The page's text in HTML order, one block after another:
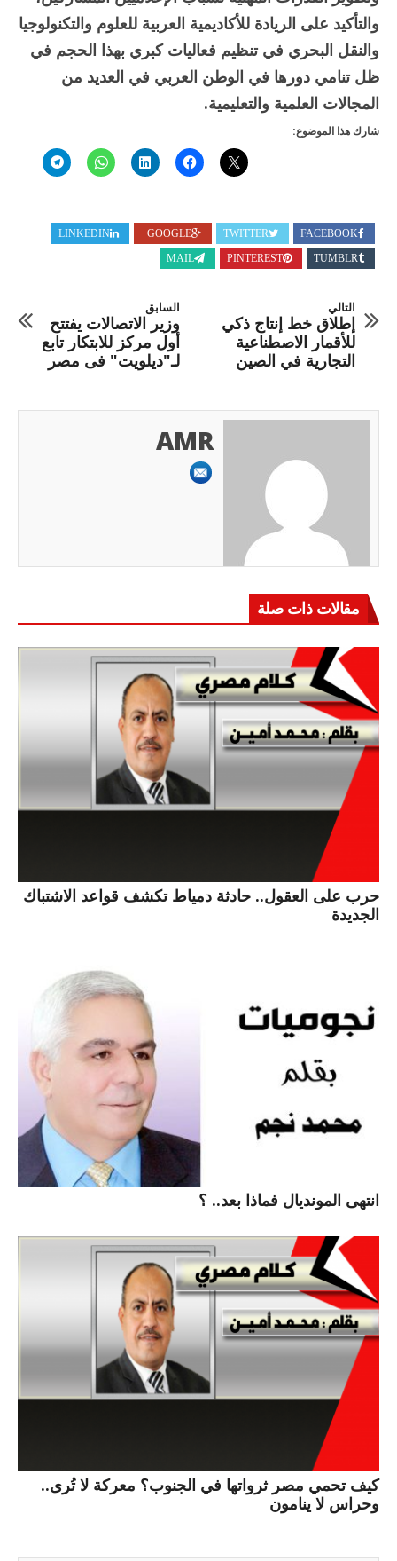
والتأكيد على الريادة للأكاديمية العربية للعلوم والتكنولوجيا
والنقل البحري في تنظيم فعاليات كبري بهذا الحجم في
ظل تنامي دورها في الوطن العربي في العديد من
المجالات العلمية والتعليمية.
شارك هذا الموضوع:
FACEBOOK
TWITTER
GOOGLE+
LINKEDIN
TUMBLR
PINTEREST
MAIL
السابق
وزير الاتصالات يفتتح
أول مركز للابتكار تابع
لـ"ديلويت" فى مصر
التالي
إطلاق خط إنتاج ذكي
للأقمار الاصطناعية
التجارية في الصين
AMR
مقالات ذات صلة
حرب على العقول.. حادثة دمياط تكشف قواعد الاشتباك
الجديدة
انتهى المونديال فماذا بعد.. ؟
كيف تحمي مصر ثرواتها في الجنوب؟ معركة لا تُرى..
وحراس لا ينامون